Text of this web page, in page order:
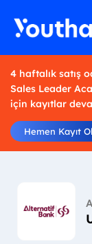
4 haftalık satış
Sales Leader
için kayıtlar
Hemen Kayıt Ol